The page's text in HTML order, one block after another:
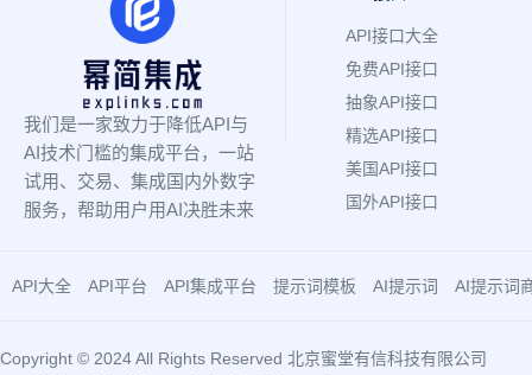
我们是一家致力于降低API与
AI技术门槛的集成平台，一站
试用、交易、集成国内外数字
服务，帮助用户用AI决胜未来
API接口大全
免费API接口
抽象API接口
精选API接口
美国API接口
国外API接口
API大全 API平台 API集成平台 提示词模板 AI提示词 AI提示词
Copyright © 2024 All Rights Reserved 北京蜜堂有信科技有限公司